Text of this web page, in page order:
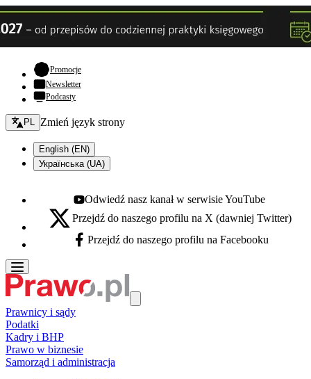
Promocje- otwiera się w nowej karcie
Newsletter
Podcasty
Zmień język - bieżący:
PL Zmień język strony
English (EN)
Українська (UA)
Youtube - otwiera się w nowej karcie
Odwiedź nasz kanał w serwisie YouTube
X - otwiera się w nowej karcie
Przejdź do naszego profilu na X (dawniej Twitter)
Facebook - otwiera się w nowej karcie
Przejdź do naszego profilu na Facebooku
Prawnicy i sądy
Podatki
Kadry i BHP
Prawo w biznesie
Samorząd i administracja